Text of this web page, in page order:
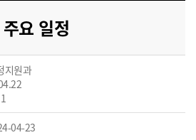
주요 일정
지원과
04-23